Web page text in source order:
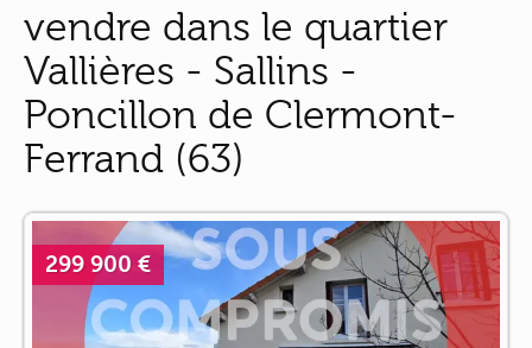
vendre dans le quartier
Vallières - Sallins -
Poncillon de Clermont-
Ferrand (63)
299 900 €